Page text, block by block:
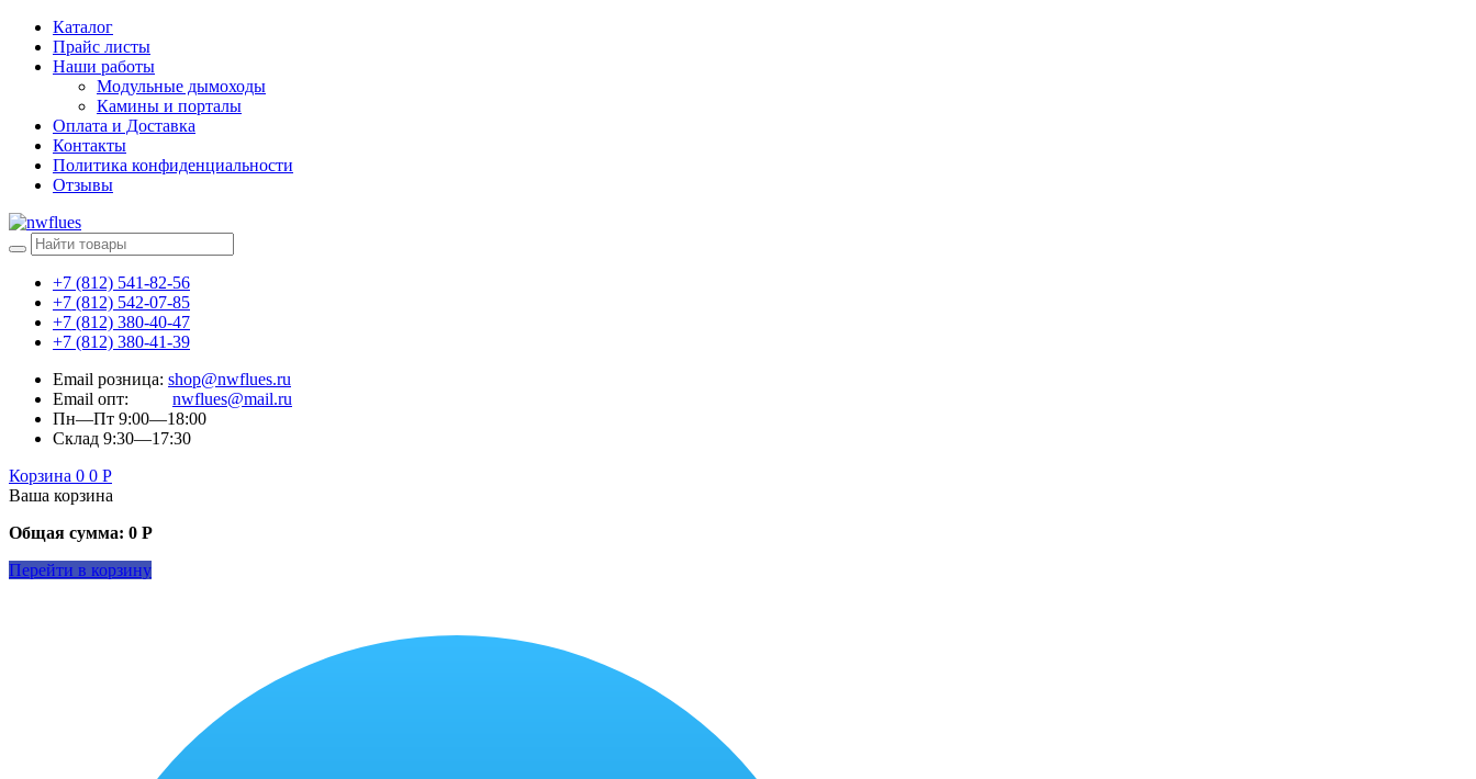
Каталог
Прайс листы
Наши работы
Модульные дымоходы
Камины и порталы
Оплата и Доставка
Контакты
Политика конфиденциальности
Отзывы
+7 (812) 541-82-56
+7 (812) 542-07-85
+7 (812) 380-40-47
+7 (812) 380-41-39
Email розница: shop@nwflues.ru
Email опт: nwflues@mail.ru
Пн—Пт 9:00—18:00
Склад 9:30—17:30
Корзина 0 0 Р
Ваша корзина
Общая сумма: 0 Р
Перейти в корзину